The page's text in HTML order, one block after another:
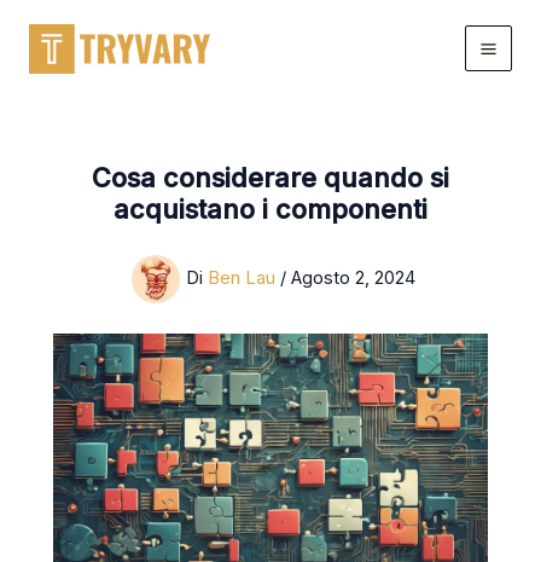
contenuto
Cosa considerare quando si
acquistano i componenti
Di Ben Lau / Agosto 2, 2024